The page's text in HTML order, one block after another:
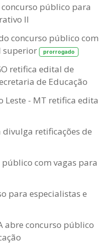
concurso público para
II
concurso público com
superior
prorrogado
retifica edital de
de Educação
Leste - MT retifica
divulga retificações de
público com vagas para
para especialistas e
abre concurso público